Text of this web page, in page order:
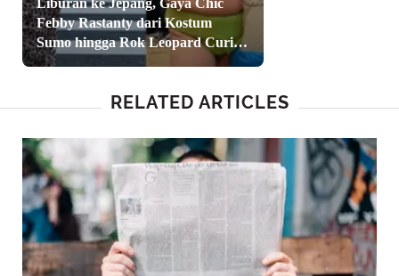
Liburan ke Jepang, Gaya Chic
Febby Rastanty dari Kostum
Sumo hingga Rok Leopard Curi
Perhatian
RELATED ARTICLES